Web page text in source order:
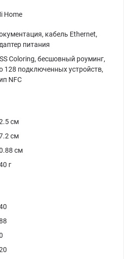
Home
кабель Ethernet,
питания
Coloring, бесшовный роуминг,
128 подключенных устройств,
NFC
см
см
см
г